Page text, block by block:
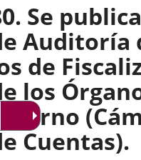
Se
Auditoría
de
los
Cuentas).